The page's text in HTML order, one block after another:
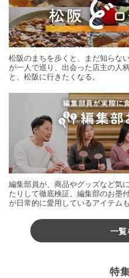
松阪のまちを歩くと、まだ知らな
が一人で巡り、出会った店主の人
と、松阪に行きたくなる。
編集部員が、商品やグッズなど気
たりして徹底検証。編集部のお墨
が日常的に愛用しているアイテム
一覧
特